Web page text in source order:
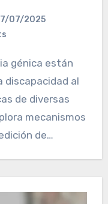
07/2025
discapacidad al
de diversas
mecanismos
de…